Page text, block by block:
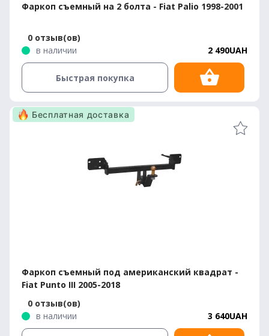
Фаркоп съемный на 2 болта - Fiat Palio 1998-2001
0 отзыв(ов)
в наличии
2 490UAH
Быстрая покупка
Фаркоп съемный под американский квадрат -
Fiat Punto III 2005-2018
0 отзыв(ов)
в наличии
3 640UAH
Бесплатная доставка